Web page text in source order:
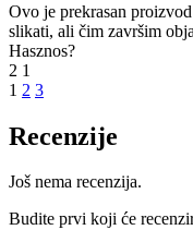
Ovo je prekrasan
slikati, ali čim završim
Hasznos?
2 1
1 2 3
Recenzije
Još nema recenzija.
Budite prvi koji će